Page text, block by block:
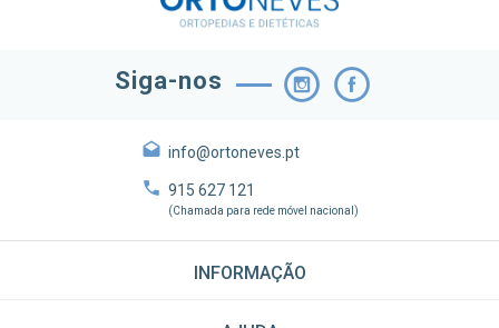
Siga-nos
info@ortoneves.pt
915 627 121
(Chamada para rede móvel nacional)
INFORMAÇÃO